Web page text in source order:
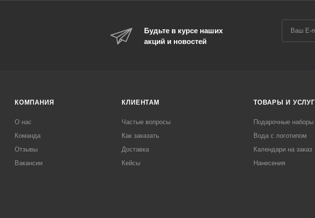
Будьте в курсе наших
акций и новостей
КОМПАНИЯ
О нас
Команда
Отзывы
Вакансии
КЛИЕНТАМ
Частые вопросы
Как заказать
Доставка
Кейсы
ТОВАРЫ И
Подарочные наборы
Вода с логотипом
Календари на заказ
Нанесения